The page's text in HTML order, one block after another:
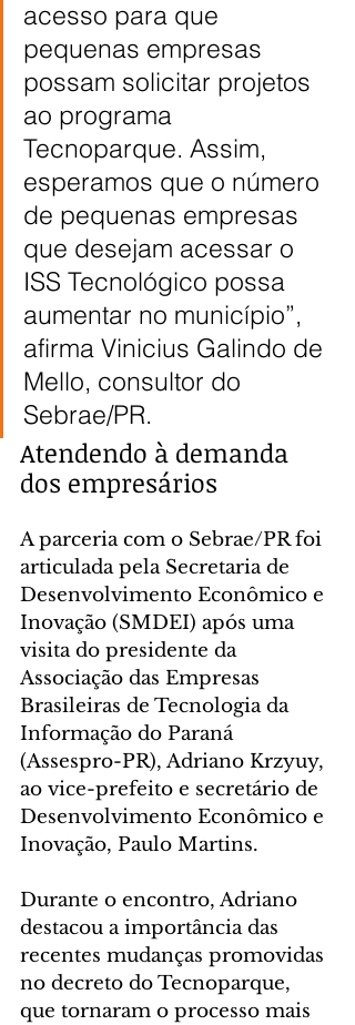
acesso para que
pequenas empresas
possam solicitar projetos
ao programa
Tecnoparque. Assim,
esperamos que o número
de pequenas empresas
que desejam acessar o
ISS Tecnológico possa
aumentar no município”,
afirma Vinicius Galindo de
Mello, consultor do
Sebrae/PR.
Atendendo à demanda
dos empresários
A parceria com o Sebrae/PR foi
articulada pela Secretaria de
Desenvolvimento Econômico e
Inovação (SMDEI) após uma
visita do presidente da
Associação das Empresas
Brasileiras de Tecnologia da
Informação do Paraná
(Assespro-PR), Adriano Krzyuy,
ao vice-prefeito e secretário de
Desenvolvimento Econômico e
Inovação, Paulo Martins.
Durante o encontro, Adriano
destacou a importância das
recentes mudanças promovidas
no decreto do Tecnoparque,
que tornaram o processo mais